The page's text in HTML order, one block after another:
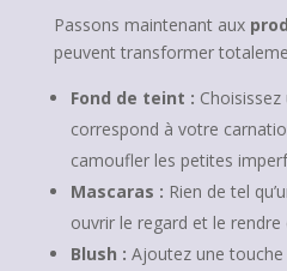
Passons maintenant aux
peuvent transformer
Fond de teint :
correspond à votre
camoufler les petites
Mascaras : Rien de tel
ouvrir le regard et le rendre
Blush : Ajoutez une